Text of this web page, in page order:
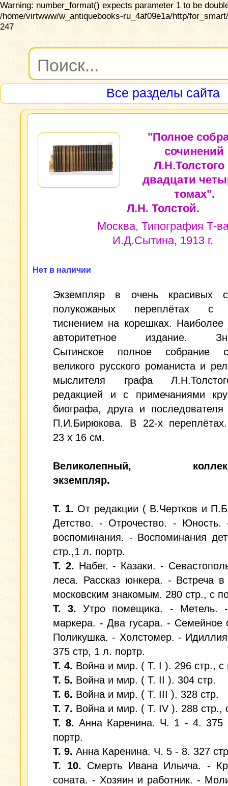
Warning: number_format() expects parameter 1 to be
/home/virtwww/w_antiquebooks-ru_4af09e1a/http/
247
Все разделы сайта
"Полное
сочинений
Л.Н.Толстого
двадцати
томах".
Л.Н. Толстой.
Москва, Типография Т-
И.Д.Сытина, 1913 г.
Нет в наличии
Экземпляр в очень красивых
полукожаных переплётах с
тиснением на корешках.
авторитетное издание.
Сытинское полное собрание
великого русского романиста и
мыслителя графа
редакцией и с примечаниями
биографа, друга и последователя
П.И.Бирюкова. В 22-х
23 х 16 см.
Великолепный,
экземпляр.
Т. 1. От редакции ( В.Чертков и
Детство. - Отрочество. -
воспоминания. - Воспоминания
стр.,1 л. портр.
Т. 2. Набег. - Казаки. -
леса. Рассказ юнкера. - Встреча
московским знакомым. 280 стр., с
Т. 3. Утро помещика. - Метель. -
маркера. - Два гусара. - Семейное
Поликушка. - Холстомер. -
375 стр, 1 л. портр.
Т. 4. Война и мир. ( Т. I ). 296 стр., с
Т. 5. Война и мир. ( Т. II ). 304 стр.
Т. 6. Война и мир. ( Т. III ). 328 стр.
Т. 7. Война и мир. ( Т. IV ). 288 стр.,
Т. 8. Анна Каренина. Ч. 1 - 4. 375
портр.
Т. 9. Анна Каренина. Ч. 5 - 8. 327
Т. 10. Смерть Ивана Ильича. -
соната. - Хозяин и работник. -